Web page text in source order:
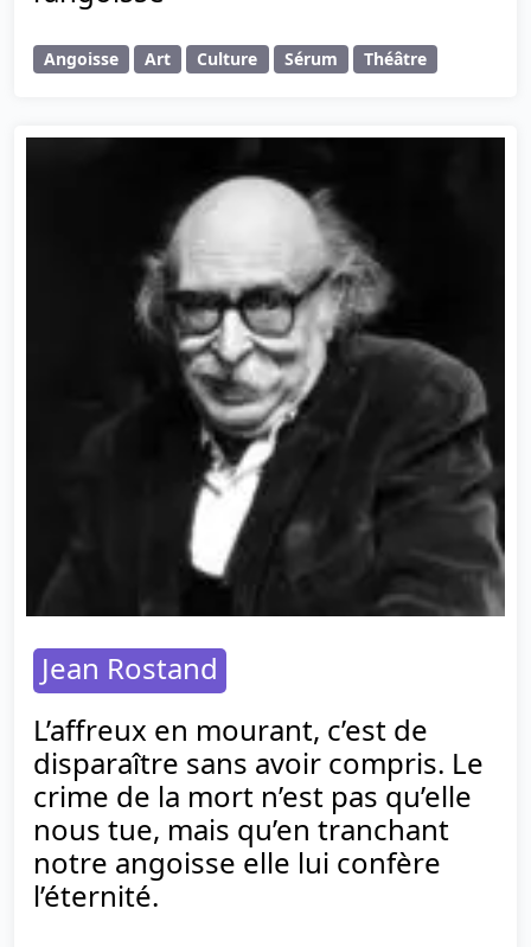
Angoisse Art Culture Sérum Théâtre
Jean Rostand
L’affreux en mourant, c’est de
disparaître sans avoir compris. Le
crime de la mort n’est pas qu’elle
nous tue, mais qu’en tranchant
notre angoisse elle lui confère
l’éternité.